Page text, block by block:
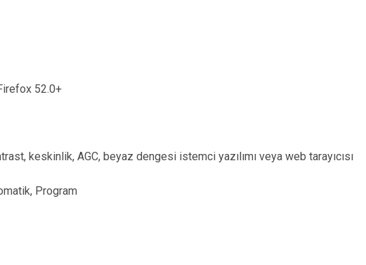
52.0+
keskinlik, AGC, beyaz dengesi istemci yazılımı veya web tarayıcısı
Program